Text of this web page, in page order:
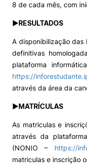
8 de cada mês, com
►RESULTADOS
A disponibilização das
definitivas
plataforma
https://
através da área da
►MATRÍCULAS
As matriculas e
através da
(NONIO – https://
matriculas e inscrição